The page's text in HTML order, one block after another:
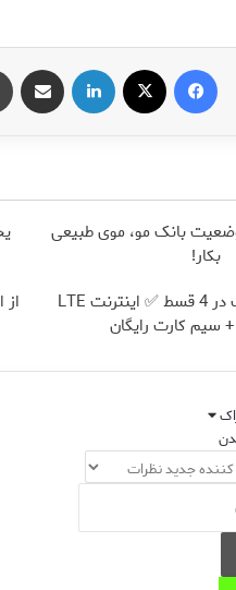
فیس بوک لینکدین اشتراک
بانک مو، موی طبیعی
بکار!
بدون پیش پرداخت در 4 قسط ✅ اینترنت LTE
سیم کارت رایگان